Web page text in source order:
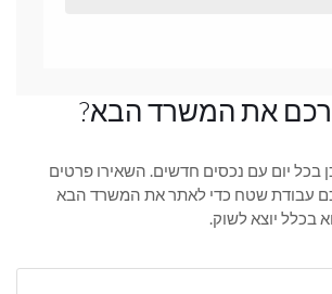
את המשרד הבא?
בכל יום עם נכסים חדשים. השאירו פרטים
עבודת שטח כדי לאתר את המשרד הבא
בכלל יוצא לשוק.